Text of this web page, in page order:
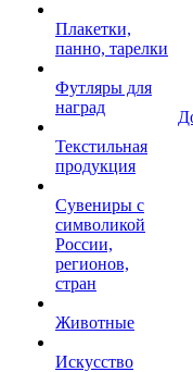
Плакетки,
панно, тарелки
Футляры для
наград
Текстильная
продукция
Сувениры с
символикой
России,
регионов,
стран
Животные
Искусство